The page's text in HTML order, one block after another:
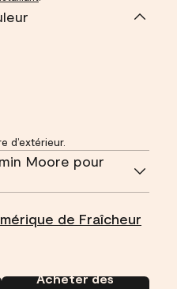
d’extérieur.
Moore pour
de Fraîcheur
Acheter des